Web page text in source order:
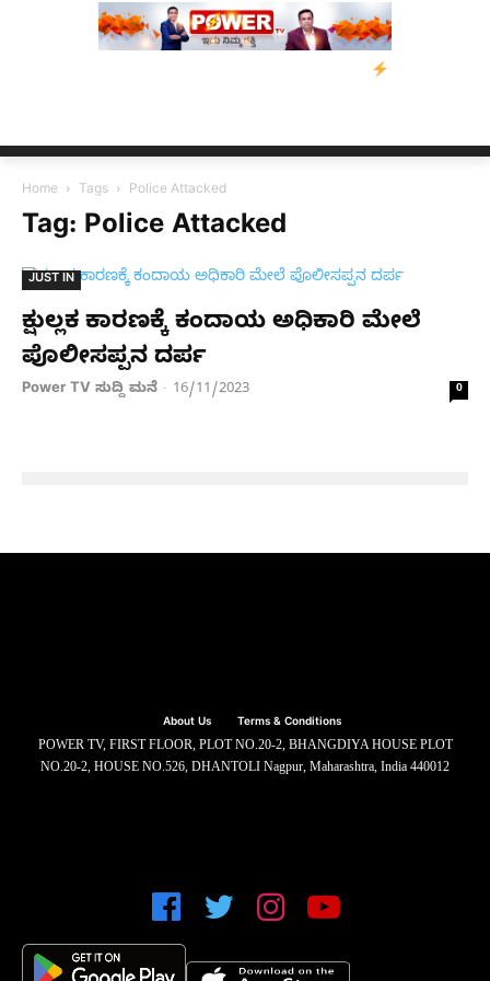
ಬೀರೇನ್ ಸಿಂಗ್
Home Tags Police Attacked
Tag: Police Attacked
JUST IN
ಕ್ಷುಲ್ಲಕ ಕಾರಣಕ್ಕೆ ಕಂದಾಯ ಅಧಿಕಾರಿ ಮೇಲೆ
ಪೊಲೀಸಪ್ಪನ ದರ್ಪ
Power TV ಸುದ್ದಿ ಮನೆ - 16/11/2023 0
About Us Terms & Conditions
POWER TV, FIRST FLOOR, PLOT NO.20-2, BHANGDIYA HOUSE PLOT
NO.20-2, HOUSE NO.526, DHANTOLI Nagpur, Maharashtra, India 440012